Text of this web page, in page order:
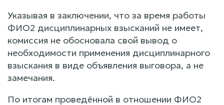
Указывая в заключении, что за время работы
ФИО2 дисциплинарных взысканий не имеет,
комиссия не обосновала свой вывод о
необходимости применения дисциплинарного
взыскания в виде объявления выговора, а не
замечания.
По итогам проведённой в отношении ФИО2